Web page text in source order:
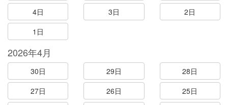
4日
3日
2日
1日
2026年4月
30日 29日
28日
27日
26日
25日